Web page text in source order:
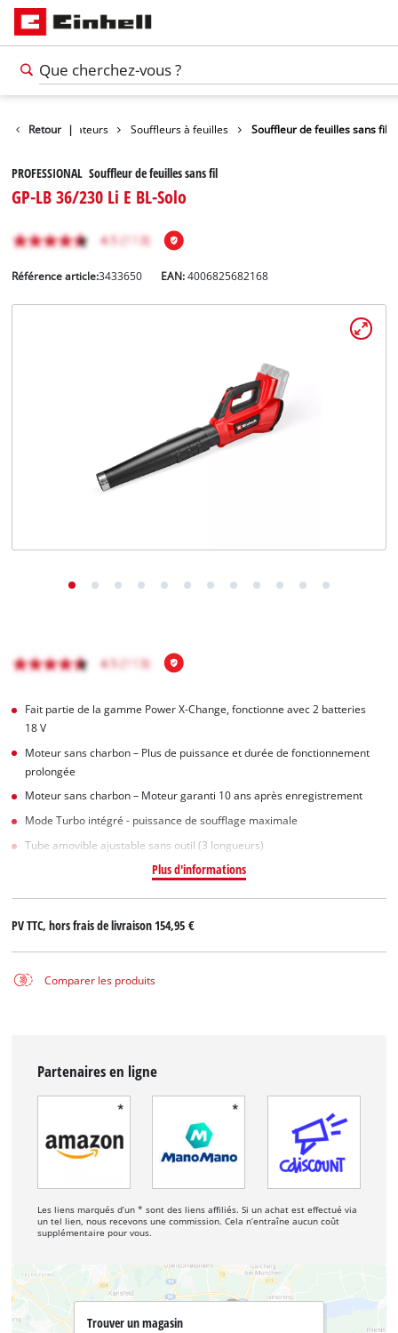
Retour |
feuilles / Aspirateurs Souffleurs à feuilles Souffleur de feuilles sans fil
PROFESSIONAL Souffleur de feuilles sans fil
GP-LB 36/230 Li E BL-Solo
Référence article:3433650 EAN:4006825682168
Fait partie de la gamme Power X-Change, fonctionne avec 2 batteries
18 V
Moteur sans charbon – Plus de puissance et durée de fonctionnement
prolongée
Moteur sans charbon – Moteur garanti 10 ans après enregistrement
Mode Turbo intégré - puissance de soufflage maximale
Tube amovible ajustable sans outil (3 longueurs)
Plus d'informations
PV TTC, hors frais de livraison154,95 €
Comparer les produits
Partenaires en ligne
Les liens marqués d’un * sont des liens affiliés. Si un achat est effectué via
un tel lien, nous recevons une commission. Cela n’entraîne aucun coût
supplémentaire pour vous.
Trouver un magasin